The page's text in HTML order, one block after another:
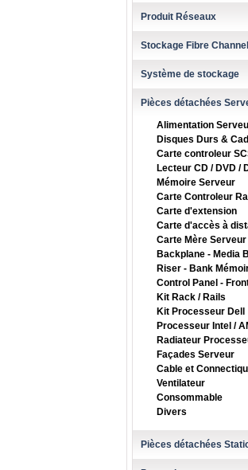
Produit Réseaux
Stockage Fibre
Système de stockage
Pièces détachées
Alimentation
Disques Durs &
Carte controleur
Lecteur CD / DVD /
Mémoire Serveur
Carte Controleur
Carte d'extension
Carte d'accès à
Carte Mère Serveur
Backplane - Media
Riser - Bank
Control Panel -
Kit Rack / Rails
Kit Processeur Dell
Processeur Intel /
Radiateur
Façades Serveur
Cable et
Ventilateur
Consommable
Divers
Pièces détachées